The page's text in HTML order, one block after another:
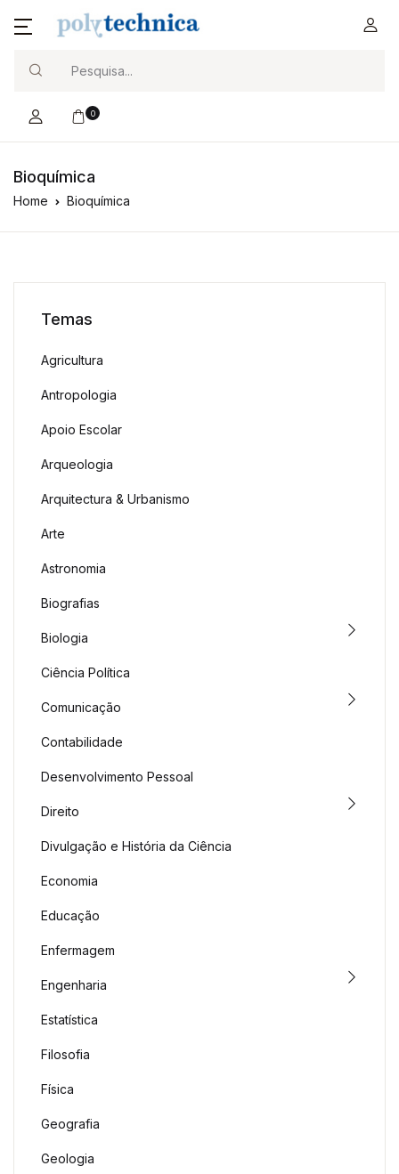
0
Bioquímica
Home Bioquímica
Temas
Agricultura
Antropologia
Apoio Escolar
Arqueologia
Arquitectura & Urbanismo
Arte
Astronomia
Biografias
Biologia
Ciência Política
Comunicação
Contabilidade
Desenvolvimento Pessoal
Direito
Divulgação e História da Ciência
Economia
Educação
Enfermagem
Engenharia
Estatística
Filosofia
Física
Geografia
Geologia